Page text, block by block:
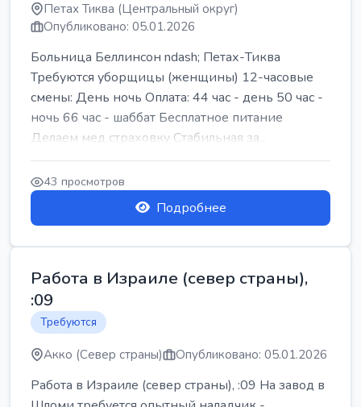
Петах Тиква (Центральный округ)
Опубликовано: 05.01.2026
Больница Беллинсон ndash; Петах-Тиква
Требуются уборщицы (женщины) 12-часовые
смены: День ночь Оплата: 44 час - день 50 час -
ночь 66 час - шаббат Бесплатное питание
Делаем мед страховку Стабильная за...
43 просмотров
Подробнее
Работа в Израиле (север страны),
:09
Требуются
Акко (Север страны) Опубликовано: 05.01.2026
Работа в Израиле (север страны), :09 На завод в